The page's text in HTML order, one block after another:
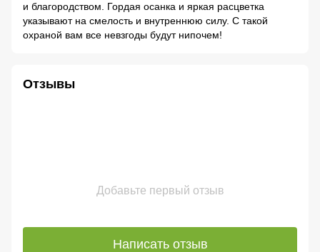
и благородством. Гордая осанка и яркая расцветка
указывают на смелость и внутреннюю силу. С такой
охраной вам все невзгоды будут нипочем!
Отзывы
Добавьте первый отзыв
Написать отзыв